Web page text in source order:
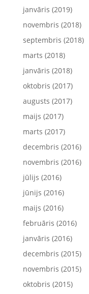
janvāris (2019)
novembris (2018)
septembris (2018)
marts (2018)
janvāris (2018)
oktobris (2017)
augusts (2017)
maijs (2017)
marts (2017)
decembris (2016)
novembris (2016)
jūlijs (2016)
jūnijs (2016)
maijs (2016)
februāris (2016)
janvāris (2016)
decembris (2015)
novembris (2015)
oktobris (2015)